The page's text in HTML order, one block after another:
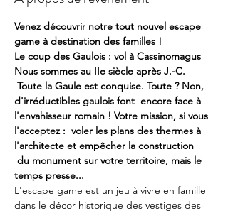
Venez découvrir notre tout nouvel escape
game à destination des familles !
Le coup des Gaulois : vol à Cassinomagus
Nous sommes au IIe siècle après J.-C.
Toute la Gaule est conquise. Toute ? Non,
d'irréductibles gaulois font  encore face à
l'envahisseur romain ! Votre mission, si vous
l'acceptez :  voler les plans des thermes à
l'architecte et empêcher la construction
du monument sur votre territoire, mais le
temps presse...
L'escape game est un jeu à vivre en famille
dans le décor historique des vestiges des